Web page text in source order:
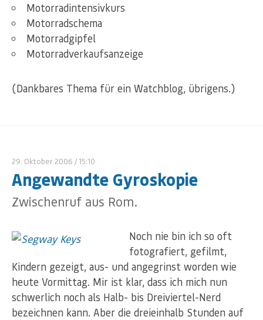
Motorradintensivkurs
Motorradschema
Motorradgipfel
Motorradverkaufsanzeige
(Dankbares Thema für ein Watchblog, übrigens.)
29. Oktober 2006 / 15:10
Angewandte Gyroskopie
Zwischenruf aus Rom.
Noch nie bin ich so oft
fotografiert, gefilmt,
Kindern gezeigt, aus- und angegrinst worden wie
heute Vormittag. Mir ist klar, dass ich mich nun
schwerlich noch als Halb- bis Dreiviertel-Nerd
bezeichnen kann. Aber die dreieinhalb Stunden auf